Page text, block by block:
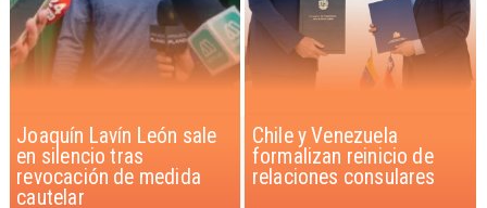
Chile y Venezuela
formalizan reinicio de
relaciones consulares
Feriantes rechazan
dichos de Camila Flores
sobre Fabiola Campillai